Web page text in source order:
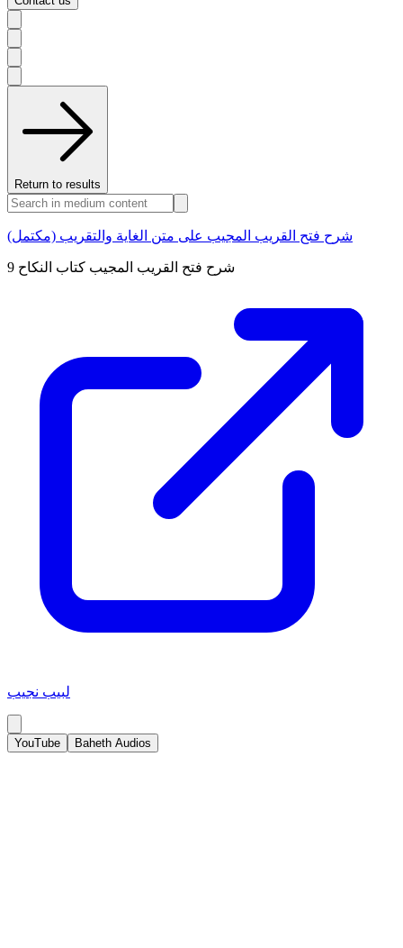
Return to results
شرح فتح القريب المجيب على متن الغاية والتقريب (مكتمل)
شرح فتح القريب المجيب كتاب النكاح 9
لبيب نجيب
YouTube Baheth Audios